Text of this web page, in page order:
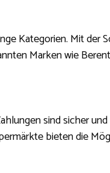
Kategorien. Mit der
Marken wie
sind sicher
bieten die